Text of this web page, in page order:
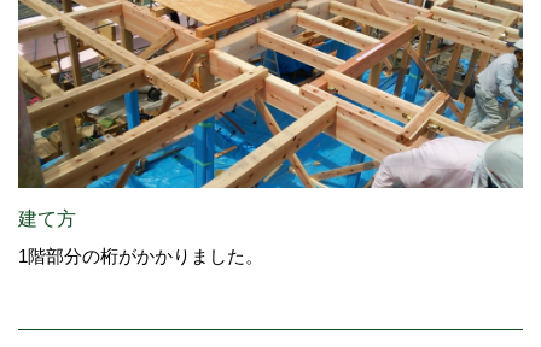
建て方
1階部分の桁がかかりました。